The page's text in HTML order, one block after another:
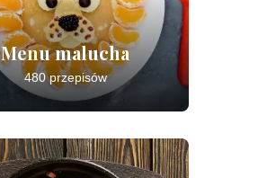
Menu malucha
480 przepisów